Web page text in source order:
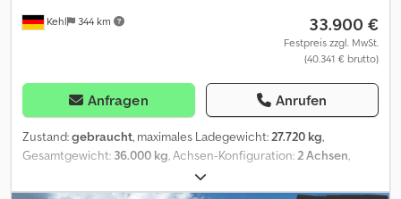
Kehl 344 km 33.900 €
Festpreis zzgl. MwSt.
(40.341 € brutto)
Anfragen Anrufen
Zustand:gebraucht, maximales Ladegewicht:27.720 kg,
Gesamtgewicht: 36.000 kg, Achsen-Konfiguration:2 Achsen,
, nächste Prüfung (TÜV):
Laderaumlänge:13.520 mm, Laderaumbreite:2.500 mm,